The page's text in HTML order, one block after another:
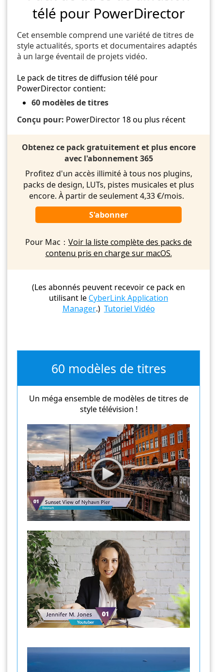
télé pour PowerDirector
Cet ensemble comprend une variété de titres de
style actualités, sports et documentaires adaptés
à un large éventail de projets vidéo.
Le pack de titres de diffusion télé pour
PowerDirector contient:
60 modèles de titres
Conçu pour: PowerDirector 18 ou plus récent
Obtenez ce pack gratuitement et plus encore
avec l'abonnement 365
Profitez d'un accès illimité à tous nos plugins,
packs de design, LUTs, pistes musicales et plus
encore. À partir de seulement 4,33 €/mois.
S'abonner
Pour Mac： Voir la liste complète des packs de
contenu pris en charge sur macOS.
(Les abonnés peuvent recevoir ce pack en
utilisant leCyberLink Application
Manager.) Tutoriel Vidéo
60 modèles de titres
Un méga ensemble de modèles de titres de
style télévision !